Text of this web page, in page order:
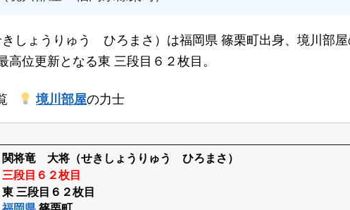
しょうりゅう ひろまさ）は福岡県 篠栗町出身、境川部
高位更新となる東 三段目６２枚目。
境川部屋の力士
関将竜 大将（せきしょうりゅう ひろまさ）
三段目６２枚目
東 三段目６２枚目